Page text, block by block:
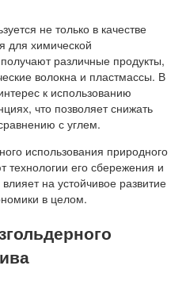
не только в качестве
для химической
различные продукты,
волокна и пластмассы. В
к использованию
что позволяет снижать
с углем.
использования природного
технологии его сбережения и
на устойчивое развитие
в целом.